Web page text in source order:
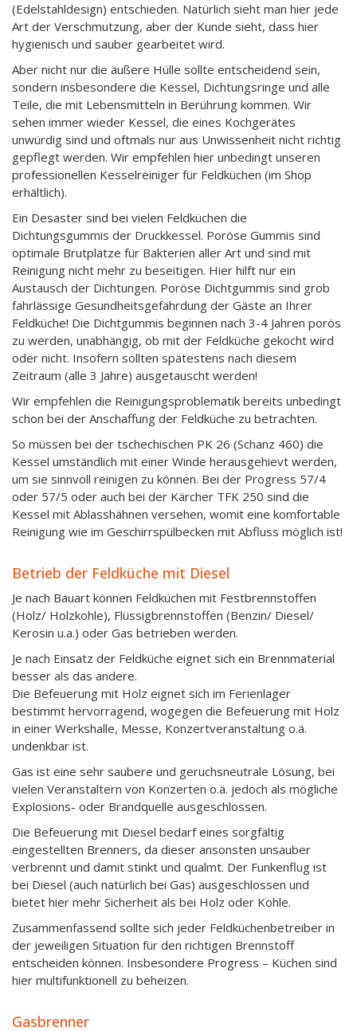
(Edelstahldesign) entschieden. Natürlich sieht man hier jede
Art der Verschmutzung, aber der Kunde sieht, dass hier
hygienisch und sauber gearbeitet wird.
Aber nicht nur die äußere Hülle sollte entscheidend sein,
sondern insbesondere die Kessel, Dichtungsringe und alle
Teile, die mit Lebensmitteln in Berührung kommen. Wir
sehen immer wieder Kessel, die eines Kochgerätes
unwürdig sind und oftmals nur aus Unwissenheit nicht richtig
gepflegt werden. Wir empfehlen hier unbedingt unseren
professionellen Kesselreiniger für Feldküchen (im Shop
erhältlich).
Ein Desaster sind bei vielen Feldküchen die
Dichtungsgummis der Druckkessel. Poröse Gummis sind
optimale Brutplätze für Bakterien aller Art und sind mit
Reinigung nicht mehr zu beseitigen. Hier hilft nur ein
Austausch der Dichtungen. Poröse Dichtgummis sind grob
fahrlässige Gesundheitsgefährdung der Gäste an Ihrer
Feldküche! Die Dichtgummis beginnen nach 3-4 Jahren porös
zu werden, unabhängig, ob mit der Feldküche gekocht wird
oder nicht. Insofern sollten spätestens nach diesem
Zeitraum (alle 3 Jahre) ausgetauscht werden!
Wir empfehlen die Reinigungsproblematik bereits unbedingt
schon bei der Anschaffung der Feldküche zu betrachten.
So müssen bei der tschechischen PK 26 (Schanz 460) die
Kessel umständlich mit einer Winde herausgehievt werden,
um sie sinnvoll reinigen zu können. Bei der Progress 57/4
oder 57/5 oder auch bei der Kärcher TFK 250 sind die
Kessel mit Ablasshähnen versehen, womit eine komfortable
Reinigung wie im Geschirrspülbecken mit Abfluss möglich ist!
Betrieb der Feldküche mit Diesel
Je nach Bauart können Feldküchen mit Festbrennstoffen
(Holz/ Holzkohle), Flüssigbrennstoffen (Benzin/ Diesel/
Kerosin u.a.) oder Gas betrieben werden.
Je nach Einsatz der Feldküche eignet sich ein Brennmaterial
besser als das andere.
Die Befeuerung mit Holz eignet sich im Ferienlager
bestimmt hervorragend, wogegen die Befeuerung mit Holz
in einer Werkshalle, Messe, Konzertveranstaltung o.ä.
undenkbar ist.
Gas ist eine sehr saubere und geruchsneutrale Lösung, bei
vielen Veranstaltern von Konzerten o.ä. jedoch als mögliche
Explosions- oder Brandquelle ausgeschlossen.
Die Befeuerung mit Diesel bedarf eines sorgfältig
eingestellten Brenners, da dieser ansonsten unsauber
verbrennt und damit stinkt und qualmt. Der Funkenflug ist
bei Diesel (auch natürlich bei Gas) ausgeschlossen und
bietet hier mehr Sicherheit als bei Holz oder Kohle.
Zusammenfassend sollte sich jeder Feldküchenbetreiber in
der jeweiligen Situation für den richtigen Brennstoff
entscheiden können. Insbesondere Progress – Küchen sind
hier multifunktionell zu beheizen.
Gasbrenner